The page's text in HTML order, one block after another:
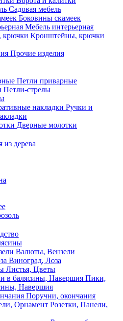
Садовая мебель
Боковины скамеек
Мебель интерьерная
Кронштейны, крючки
Прочие изделия
Петли приварные
Петли-стрелы
Ручки и
Дверные молотки
из дерева
Валюты, Вензели
Виноград, Лоза
Листья, Цветы
Пики,
Навершия
Поручни, окончания
Розетки, Панели,